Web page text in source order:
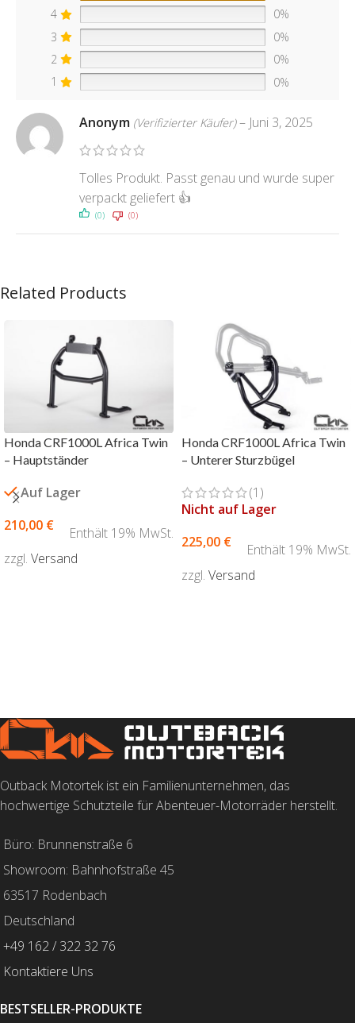
4
0%
3
0%
2
0%
1
0%
Anonym (Verifizierter Käufer) – Juni 3, 2025
Tolles Produkt. Passt genau und wurde super
verpackt geliefert 👍
(0) (0)
Related Products
Honda CRF1000L Africa Twin
– Hauptständer
Auf Lager
210,00 €
Enthält 19% MwSt.
zzgl. Versand
Honda CRF1000L Africa Twin
– Unterer Sturzbügel
(1)
Nicht auf Lager
225,00 €
Enthält 19% MwSt.
zzgl. Versand
Outback Motortek ist ein Familienunternehmen, das
hochwertige Schutzteile für Abenteuer-Motorräder herstellt.
Büro: Brunnenstraße 6
Showroom: Bahnhofstraße 45
63517 Rodenbach
Deutschland
+49 162 / 322 32 76
Kontaktiere Uns
BESTSELLER-PRODUKTE